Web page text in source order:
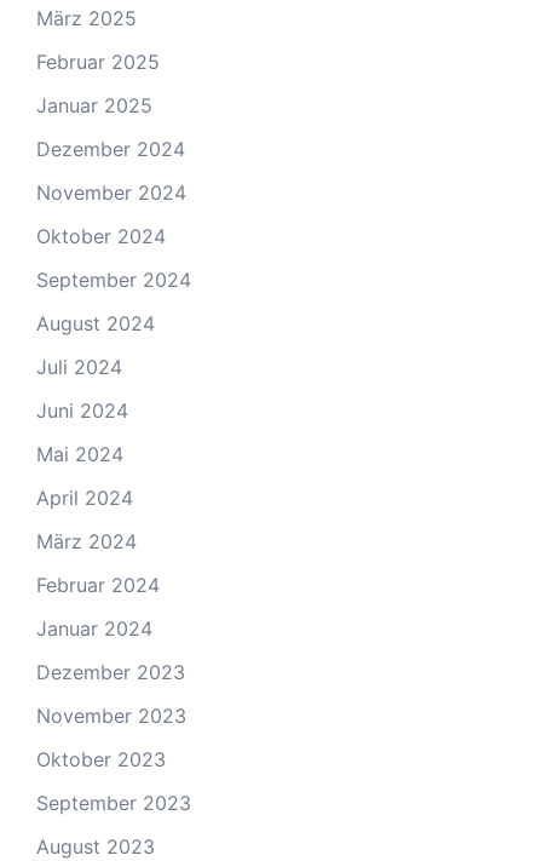
März 2025
Februar 2025
Januar 2025
Dezember 2024
November 2024
Oktober 2024
September 2024
August 2024
Juli 2024
Juni 2024
Mai 2024
April 2024
März 2024
Februar 2024
Januar 2024
Dezember 2023
November 2023
Oktober 2023
September 2023
August 2023